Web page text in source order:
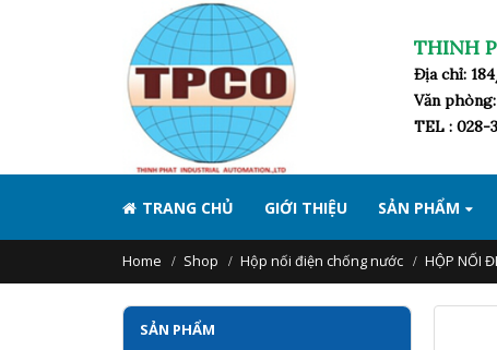
THINH
Địa chỉ:
Văn
TEL : 028-
TRANG CHỦ GIỚI THIỆU SẢN PHẨM
Home Shop Hộp nối điện chống nước HỘP NỐI
SẢN PHẨM